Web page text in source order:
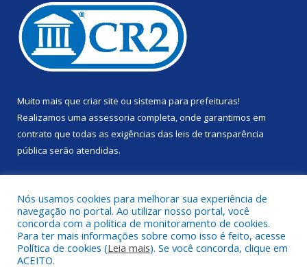
Muito mais que criar site ou sistema para prefeituras!
Realizamos uma assessoria completa, onde garantimos em
contrato que todas as exigências das leis de transparência
pública serão atendidas.
Todos os direitos reservados a Prefeitura Municipal de Anapu.
Nós usamos cookies para melhorar sua experiência de
navegação no portal. Ao utilizar nosso portal, você
concorda com a política de monitoramento de cookies.
Para ter mais informações sobre como isso é feito, acesse
Política de cookies (Leia mais). Se você concorda, clique em
ACEITO.